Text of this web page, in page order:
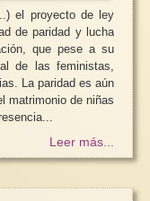
el proyecto de ley
de paridad y lucha
que pese a su
de las feministas,
aún
matrimonio de niñas
Leer más...